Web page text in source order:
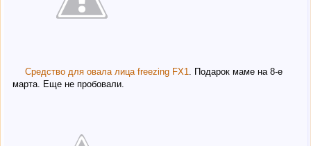
Средство для овала лица freezing FX1
. Подарок маме на 8-е
марта. Еще не пробовали.